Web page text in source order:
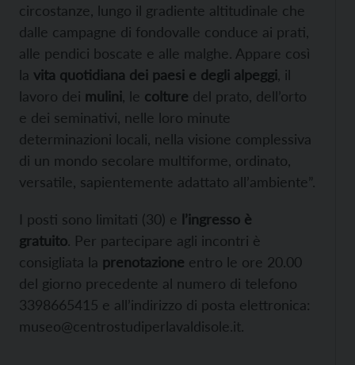
circostanze, lungo il gradiente altitudinale che
dalle campagne di fondovalle conduce ai prati,
alle pendici boscate e alle malghe. Appare così
la vita quotidiana dei paesi e degli alpeggi , il
lavoro dei mulini , le colture del prato, dell’orto
e dei seminativi, nelle loro minute
determinazioni locali, nella visione complessiva
di un mondo secolare multiforme, ordinato,
versatile, sapientemente adattato all’ambiente”.
I posti sono limitati (30) e l’ingresso è
gratuito. Per partecipare agli incontri è
consigliata la prenotazione entro le ore 20.00
del giorno precedente al numero di telefono
3398665415 e all’indirizzo di posta elettronica:
museo@centrostudiperlavaldisole.it.